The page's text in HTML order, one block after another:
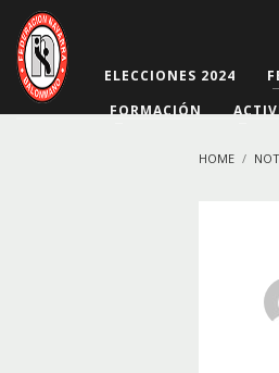
ELECCIONES 2024
FORMACIÓN
HOME